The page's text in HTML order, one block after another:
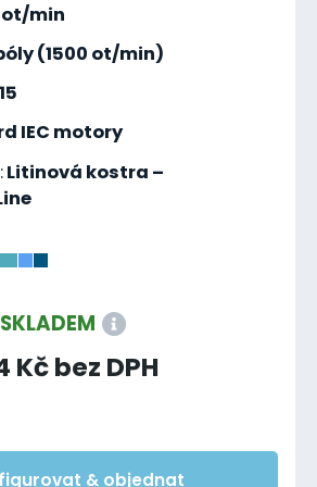
ot/min
(1500 ot/min)
IEC motory
Litinová kostra –
SKLADEM
Kč bez DPH
& objednat